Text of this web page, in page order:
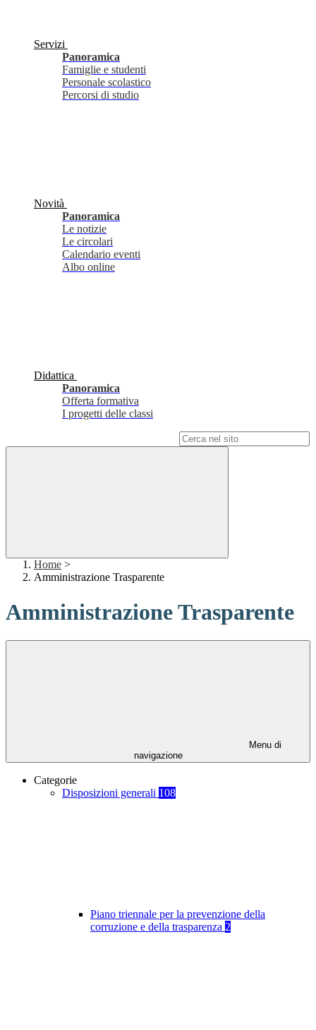
Servizi
Panoramica
Famiglie e studenti
Personale scolastico
Percorsi di studio
Novità
Panoramica
Le notizie
Le circolari
Calendario eventi
Albo online
Didattica
Panoramica
Offerta formativa
I progetti delle classi
Home >
Amministrazione Trasparente
Amministrazione Trasparente
Menu di
navigazione
Categorie
Disposizioni generali 108
Piano triennale per la prevenzione della
corruzione e della trasparenza 2